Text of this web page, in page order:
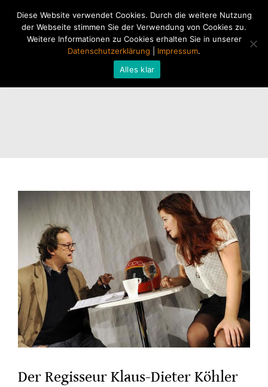
Der Regisseur Klaus-Dieter Köhler
Diese Website verwendet Cookies. Durch die weitere Nutzung
der Webseite stimmen Sie der Verwendung von Cookies zu.
Weitere Informationen zu Cookies erhalten Sie in unserer
Datenschutzerklärung
Impressum.
Alles klar